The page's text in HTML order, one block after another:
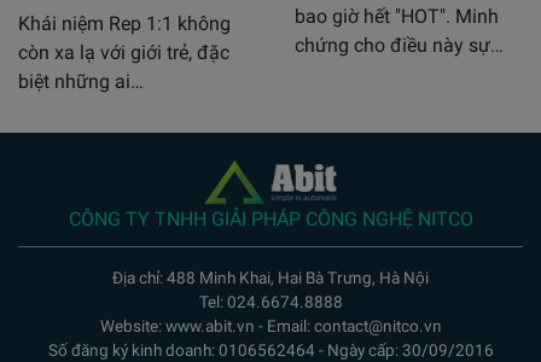
Khái niệm Rep 1:1 không
còn xa lạ với giới trẻ, đặc
biệt những ai…
bao giờ hết "HOT". Minh
chứng cho điều này sự…
CÔNG TY TNHH GIẢI PHÁP CÔNG NGHỆ NITCO
Địa chỉ: 488 Minh Khai, Hai Bà Trưng, Hà Nội
Tel: 024.6674.8888
Website: www.abit.vn - Email: contact@nitco.vn
Số đăng ký kinh doanh: 0106562464 - Ngày cấp: 30/09/2016